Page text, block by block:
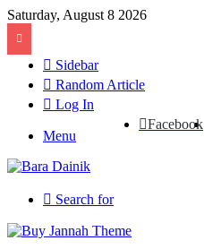
Saturday, August 8 2026
Sidebar
Random Article
Log In
Facebook
Menu
Search for